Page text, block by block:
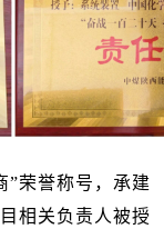
”荣誉称号，承建
相关负责人被授